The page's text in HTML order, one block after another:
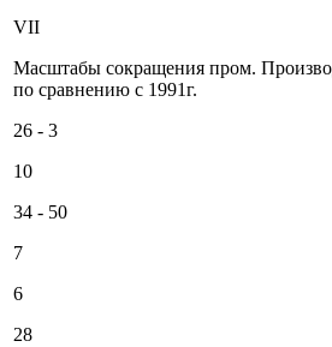
VII
Масштабы сокращения пром.
по сравнению с 1991г.
26 - 3
10
34 - 50
7
6
28